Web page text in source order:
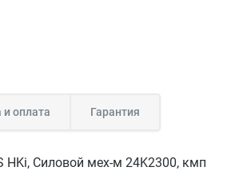
оплата Гарантия
HKi, Cиловой мех-м 24K2300, кмп